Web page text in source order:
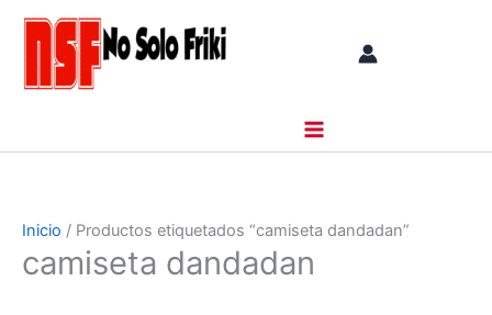
contenido
Inicio / Productos etiquetados “camiseta dandadan”
camiseta dandadan